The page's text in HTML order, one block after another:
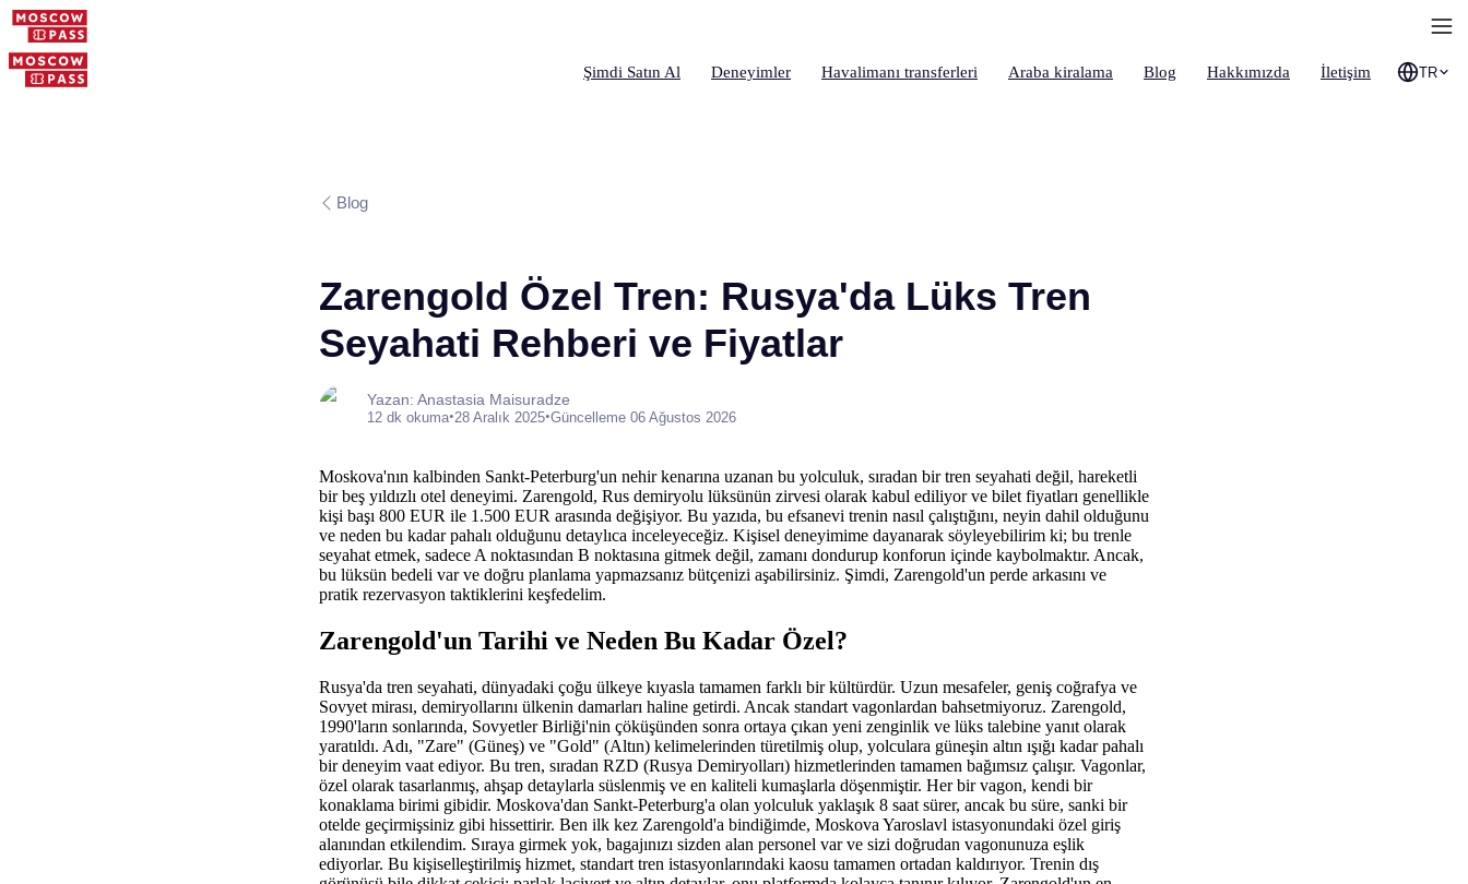
Şimdi Satın Al Deneyimler Havalimanı transferleri Araba kiralama Blog Hakkımızda İletişim TR
Blog
Zarengold Özel Tren: Rusya'da Lüks Tren
Seyahati Rehberi ve Fiyatlar
Yazan: Anastasia Maisuradze
12 dk okuma•28 Aralık 2025•Güncelleme 06 Ağustos 2026
Moskova'nın kalbinden Sankt-Peterburg'un nehir kenarına uzanan bu yolculuk, sıradan bir tren seyahati değil, hareketli
bir beş yıldızlı otel deneyimi. Zarengold, Rus demiryolu lüksünün zirvesi olarak kabul ediliyor ve bilet fiyatları genellikle
kişi başı 800 EUR ile 1.500 EUR arasında değişiyor. Bu yazıda, bu efsanevi trenin nasıl çalıştığını, neyin dahil olduğunu
ve neden bu kadar pahalı olduğunu detaylıca inceleyeceğiz. Kişisel deneyimime dayanarak söyleyebilirim ki; bu trenle
seyahat etmek, sadece A noktasından B noktasına gitmek değil, zamanı dondurup konforun içinde kaybolmaktır. Ancak,
bu lüksün bedeli var ve doğru planlama yapmazsanız bütçenizi aşabilirsiniz. Şimdi, Zarengold'un perde arkasını ve
pratik rezervasyon taktiklerini keşfedelim.
Zarengold'un Tarihi ve Neden Bu Kadar Özel?
Rusya'da tren seyahati, dünyadaki çoğu ülkeye kıyasla tamamen farklı bir kültürdür. Uzun mesafeler, geniş coğrafya ve
Sovyet mirası, demiryollarını ülkenin damarları haline getirdi. Ancak standart vagonlardan bahsetmiyoruz. Zarengold,
1990'ların sonlarında, Sovyetler Birliği'nin çöküşünden sonra ortaya çıkan yeni zenginlik ve lüks talebine yanıt olarak
yaratıldı. Adı, "Zare" (Güneş) ve "Gold" (Altın) kelimelerinden türetilmiş olup, yolculara güneşin altın ışığı kadar pahalı
bir deneyim vaat ediyor. Bu tren, sıradan RZD (Rusya Demiryolları) hizmetlerinden tamamen bağımsız çalışır. Vagonlar,
özel olarak tasarlanmış, ahşap detaylarla süslenmiş ve en kaliteli kumaşlarla döşenmiştir. Her bir vagon, kendi bir
konaklama birimi gibidir. Moskova'dan Sankt-Peterburg'a olan yolculuk yaklaşık 8 saat sürer, ancak bu süre, sanki bir
otelde geçirmişsiniz gibi hissettirir. Ben ilk kez Zarengold'a bindiğimde, Moskova Yaroslavl istasyonundaki özel giriş
alanından etkilendim. Sıraya girmek yok, bagajınızı sizden alan personel var ve sizi doğrudan vagonunuza eşlik
ediyorlar. Bu kişiselleştirilmiş hizmet, standart tren istasyonlarındaki kaosu tamamen ortadan kaldırıyor. Trenin dış